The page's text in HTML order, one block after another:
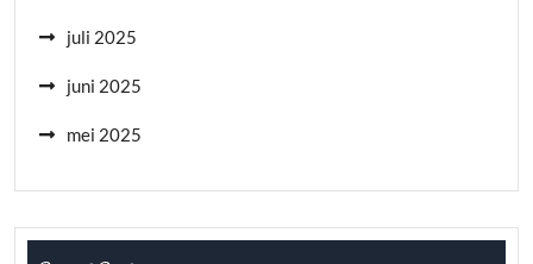
juli 2025
juni 2025
mei 2025